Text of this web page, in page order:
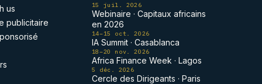
us
publicitaire
15 juil. 2026
Webinaire · Capitaux africains
en 2026
14–15 oct. 2026
IA Summit · Casablanca
18–20 nov. 2026
Africa Finance Week · Lagos
5 déc. 2026
Cercle des Dirigeants · Paris